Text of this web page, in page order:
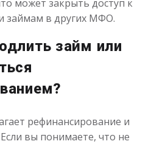
может закрыть доступ к
займам в других МФО.
займ или
рефинансирование и
вы понимаете, что не